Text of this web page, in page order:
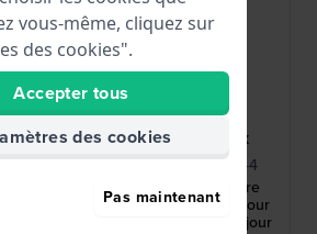
1
jour
Maurice Lacroix
PT6358-SS004-431-4
Pontos 41 mm Montre
automatique suisse pour
homme avec date du jour
vous-même, cliquez sur
des cookies".
Accepter tous
des cookies
Pas maintenant